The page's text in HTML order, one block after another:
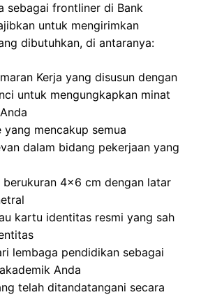
sebagai frontliner di Bank
untuk mengirimkan
dibutuhkan, di antaranya:
Kerja yang disusun dengan
untuk mengungkapkan minat
mencakup semua
dalam bidang pekerjaan yang
4×6 cm dengan latar
kartu identitas resmi yang sah
lembaga pendidikan sebagai
Anda
telah ditandatangani secara